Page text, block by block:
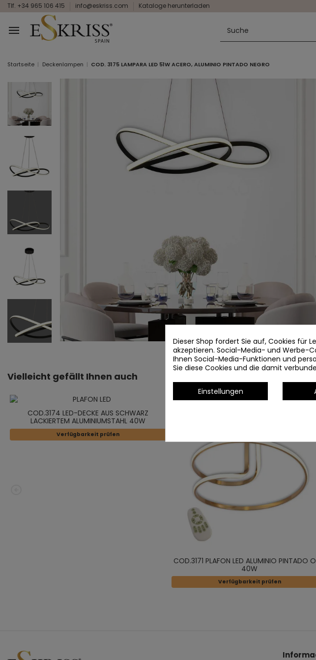
Tlf. +34 965 106 415 info@eskriss.com Kataloge herunterladen
Startseite Deckenlampen COD. 3175 LAMPARA LED 51W ACERO, ALUMINIO PINTADO NEGRO
Vielleicht gefällt Ihnen auch
COD.3174 LED-DECKE AUS SCHWARZ
LACKIERTEM ALUMINIUMSTAHL 40W
Verfügbarkeit prüfen
COD.3171 PLAFON LED ALUMINIO PINTADO
40W
Verfügbarkeit prüfen
Dieser Shop fordert Sie auf, Cookies für
akzeptieren. Social-Media- und Werbe-
Ihnen Social-Media-Funktionen und
Sie diese Cookies und die damit
Einstellungen